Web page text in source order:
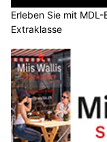
Erleben Sie mit
Extraklasse